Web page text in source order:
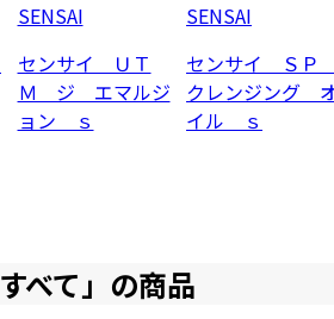
SENSAI
センサイ ＵＴ
Ｍ ジ エマルジ
ョン ｓ
SENSAI
センサイ ＳＰ
クレンジング
イル ｓ
すべて」の商品